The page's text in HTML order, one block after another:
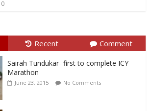
0
Recent Comment
Sairah Tundukar- first to complete ICY
Marathon
June 23, 2015 No Comments